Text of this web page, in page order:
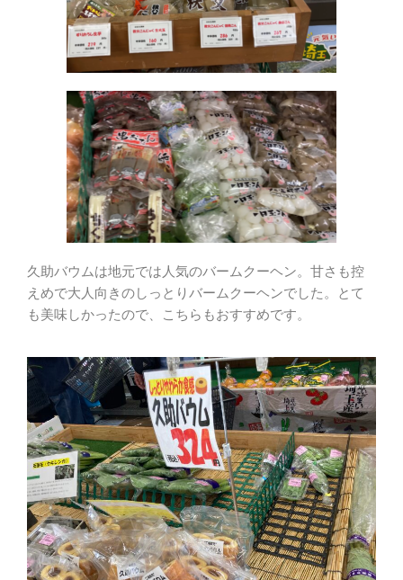
久助バウムは地元では人気のバームクーヘン。甘さも控
えめで大人向きのしっとりバームクーヘンでした。とて
も美味しかったので、こちらもおすすめです。